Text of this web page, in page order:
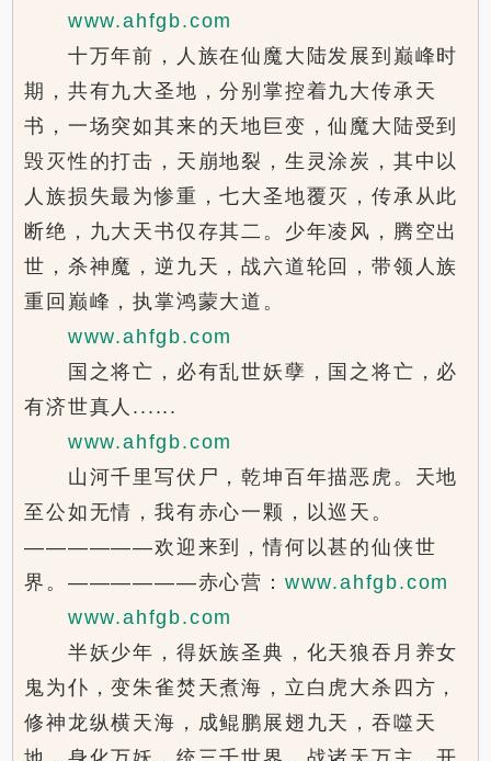
www.ahfgb.com
十万年前，人族在仙魔大陆发展到巅峰时
期，共有九大圣地，分别掌控着九大传承天
书，一场突如其来的天地巨变，仙魔大陆受到
毁灭性的打击，天崩地裂，生灵涂炭，其中以
人族损失最为惨重，七大圣地覆灭，传承从此
断绝，九大天书仅存其二。少年凌风，腾空出
世，杀神魔，逆九天，战六道轮回，带领人族
重回巅峰，执掌鸿蒙大道。
www.ahfgb.com
国之将亡，必有乱世妖孽，国之将亡，必
有济世真人......
www.ahfgb.com
山河千里写伏尸，乾坤百年描恶虎。天地
至公如无情，我有赤心一颗，以巡天。
——————欢迎来到，情何以甚的仙侠世
界。——————赤心营： www.ahfgb.com
www.ahfgb.com
半妖少年，得妖族圣典，化天狼吞月养女
鬼为仆，变朱雀焚天煮海，立白虎大杀四方，
修神龙纵横天海，成鲲鹏展翅九天，吞噬天